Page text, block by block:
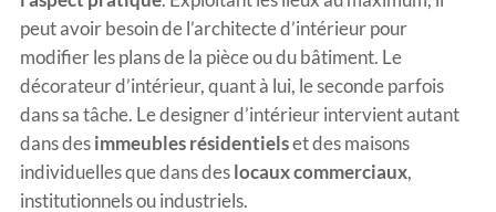
peut avoir besoin de l’architecte d’intérieur pour
modifier les plans de la pièce ou du bâtiment. Le
décorateur d’intérieur, quant à lui, le seconde parfois
dans sa tâche. Le designer d’intérieur intervient autant
dans des immeubles résidentielset des maisons
individuelles que dans des locaux commerciaux,
institutionnels ou industriels.